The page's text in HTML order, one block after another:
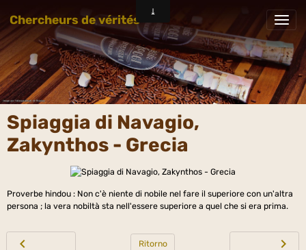
Chercheurs de vérités
Spiaggia di Navagio,
Zakynthos - Grecia
Proverbe hindou : Non c'è niente di nobile nel fare il superiore con un'altra
persona ; la vera nobiltà sta nell'essere superiore a quel che si era prima.
Ritorno